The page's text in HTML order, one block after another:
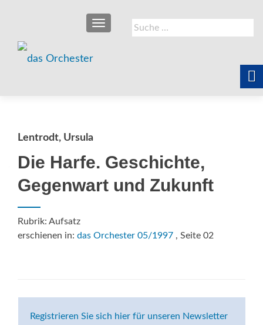
Suche
nach:
SCHALTE NAVIGATION
Lentrodt, Ursula
Die Harfe. Geschichte,
Gegenwart und Zukunft
Rubrik: Aufsatz
erschienen in: das Orchester 05/1997 , Seite 02
Registrieren Sie sich hier für unseren Newsletter